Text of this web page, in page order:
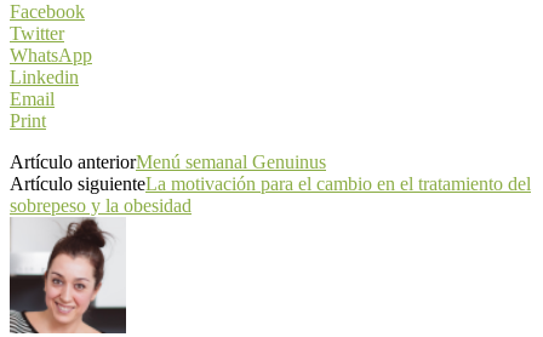
Facebook
Twitter
WhatsApp
Linkedin
Email
Print
Artículo anteriorMenú semanal Genuinus
Artículo siguienteLa motivación para el cambio en el tratamiento del
sobrepeso y la obesidad